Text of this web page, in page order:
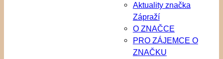
Aktuality značka
Zápraží
O ZNAČCE
PRO ZÁJEMCE O
ZNAČKU